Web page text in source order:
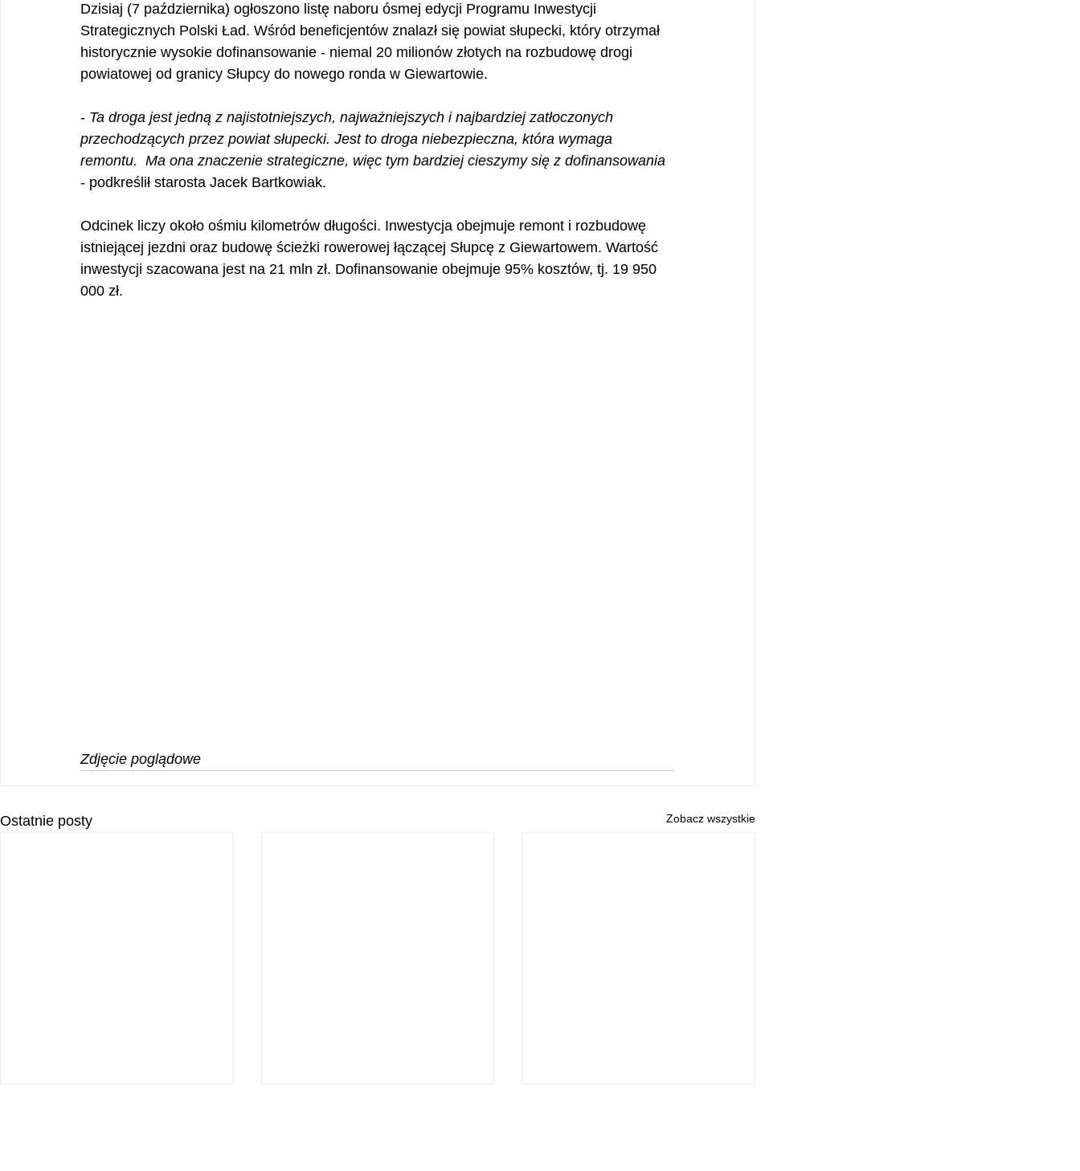
Dzisiaj (7 października) ogłoszono listę naboru ósmej edycji Programu Inwestycji
Strategicznych Polski Ład. Wśród beneficjentów znalazł się powiat słupecki, który otrzymał
historycznie wysokie dofinansowanie - niemal 20 milionów złotych na rozbudowę drogi
powiatowej od granicy Słupcy do nowego ronda w Giewartowie.
- Ta droga jest jedną z najistotniejszych, najważniejszych i najbardziej zatłoczonych
przechodzących przez powiat słupecki. Jest to droga niebezpieczna, która wymaga
remontu.  Ma ona znaczenie strategiczne, więc tym bardziej cieszymy się z dofinansowania
- podkreślił starosta Jacek Bartkowiak.
Odcinek liczy około ośmiu kilometrów długości. Inwestycja obejmuje remont i rozbudowę
istniejącej jezdni oraz budowę ścieżki rowerowej łączącej Słupcę z Giewartowem. Wartość
inwestycji szacowana jest na 21 mln zł. Dofinansowanie obejmuje 95% kosztów, tj. 19 950
000 zł.
Zdjęcie poglądowe
Ostatnie posty Zobacz wszystkie